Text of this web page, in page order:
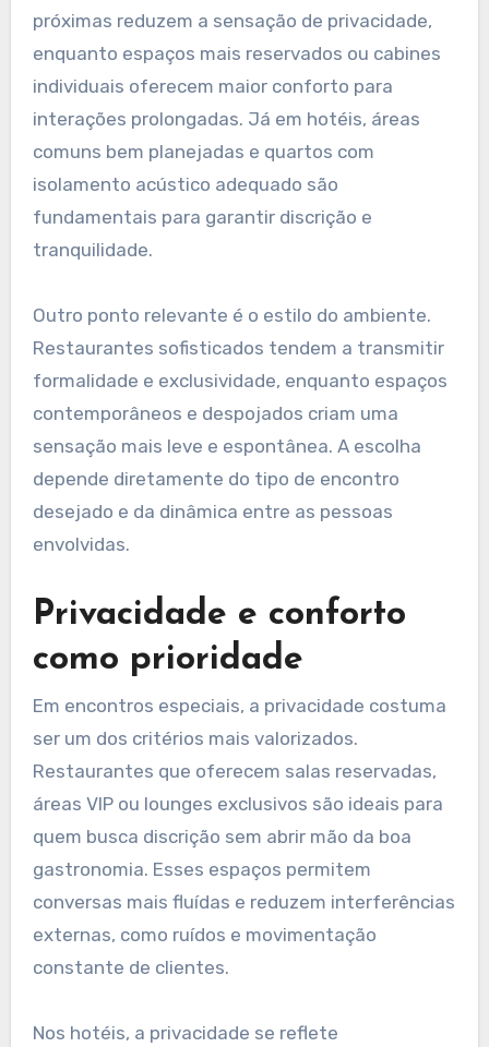
próximas reduzem a sensação de privacidade,
enquanto espaços mais reservados ou cabines
individuais oferecem maior conforto para
interações prolongadas. Já em hotéis, áreas
comuns bem planejadas e quartos com
isolamento acústico adequado são
fundamentais para garantir discrição e
tranquilidade.
Outro ponto relevante é o estilo do ambiente.
Restaurantes sofisticados tendem a transmitir
formalidade e exclusividade, enquanto espaços
contemporâneos e despojados criam uma
sensação mais leve e espontânea. A escolha
depende diretamente do tipo de encontro
desejado e da dinâmica entre as pessoas
envolvidas.
Privacidade e conforto
como prioridade
Em encontros especiais, a privacidade costuma
ser um dos critérios mais valorizados.
Restaurantes que oferecem salas reservadas,
áreas VIP ou lounges exclusivos são ideais para
quem busca discrição sem abrir mão da boa
gastronomia. Esses espaços permitem
conversas mais fluídas e reduzem interferências
externas, como ruídos e movimentação
constante de clientes.
Nos hotéis, a privacidade se reflete